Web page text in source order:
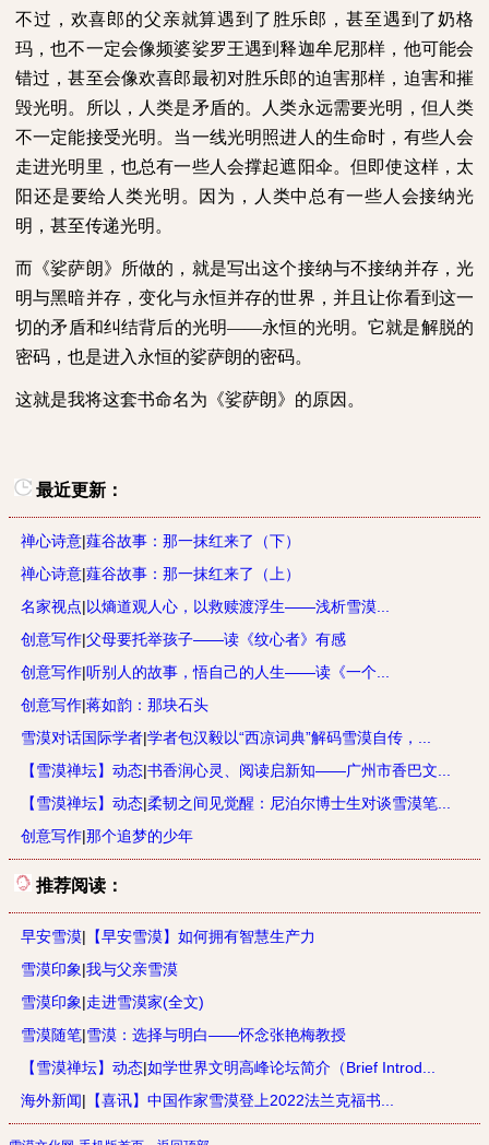
不过，欢喜郎的父亲就算遇到了胜乐郎，甚至遇到了奶格
玛，也不一定会像频婆娑罗王遇到释迦牟尼那样，他可能会
错过，甚至会像欢喜郎最初对胜乐郎的迫害那样，迫害和摧
毁光明。所以，人类是矛盾的。人类永远需要光明，但人类
不一定能接受光明。当一线光明照进人的生命时，有些人会
走进光明里，也总有一些人会撑起遮阳伞。但即使这样，太
阳还是要给人类光明。因为，人类中总有一些人会接纳光
明，甚至传递光明。
而《娑萨朗》所做的，就是写出这个接纳与不接纳并存，光
明与黑暗并存，变化与永恒并存的世界，并且让你看到这一
切的矛盾和纠结背后的光明——永恒的光明。它就是解脱的
密码，也是进入永恒的娑萨朗的密码。
这就是我将这套书命名为《娑萨朗》的原因。
最近更新：
禅心诗意|薤谷故事：那一抹红来了（下）
禅心诗意|薤谷故事：那一抹红来了（上）
名家视点|以熵道观人心，以救赎渡浮生——浅析雪漠...
创意写作|父母要托举孩子——读《纹心者》有感
创意写作|听别人的故事，悟自己的人生——读《一个...
创意写作|蒋如韵：那块石头
雪漠对话国际学者|学者包汉毅以“西凉词典”解码雪漠自传，...
【雪漠禅坛】动态|书香润心灵、阅读启新知——广州市香巴文...
【雪漠禅坛】动态|柔韧之间见觉醒：尼泊尔博士生对谈雪漠笔...
创意写作|那个追梦的少年
推荐阅读：
早安雪漠| 【早安雪漠】如何拥有智慧生产力
雪漠印象|我与父亲雪漠
雪漠印象|走进雪漠家(全文)
雪漠随笔|雪漠：选择与明白——怀念张艳梅教授
【雪漠禅坛】动态|如学世界文明高峰论坛简介（Brief Introd...
海外新闻| 【喜讯】中国作家雪漠登上2022法兰克福书...